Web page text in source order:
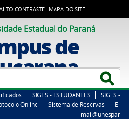
ALTO CONTRASTE MAPA DO SITE
Estadual do Paraná
de
SIGES - ESTUDANTES
SIGES -
Online Sistema de Reservas
E-
mail@unespar